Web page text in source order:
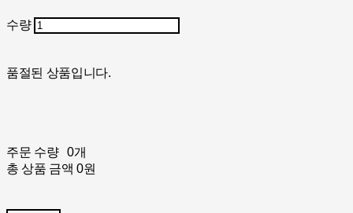
수량
품절된 상품입니다.
주문 수량
0개
총 상품 금액 0원